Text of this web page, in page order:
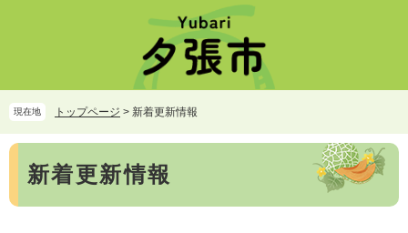
頭
で
す。
飛
ば
し
文
現在地 トップページ > 新着更新情報
本
新着更新情報